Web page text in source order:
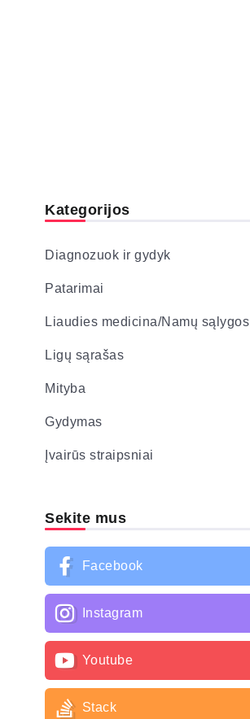
Kategorijos
Diagnozuok ir gydyk
Patarimai
Liaudies medicina/Namų sąlygos
Ligų sąrašas
Mityba
Gydymas
Įvairūs straipsniai
Sekite mus
Facebook
Instagram
Youtube
Stack